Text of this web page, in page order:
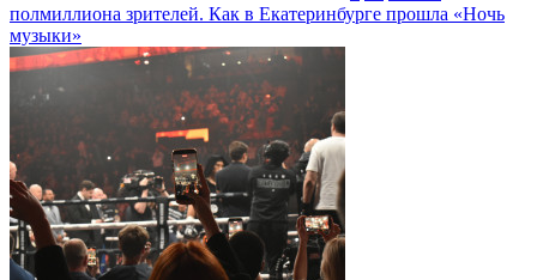
полмиллиона зрителей. Как в Екатеринбурге прошла «Ночь
музыки»